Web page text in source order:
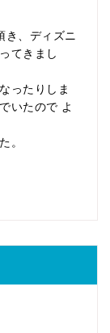
き、ディズニ
てきまし
ったりしま
いたので よ
。